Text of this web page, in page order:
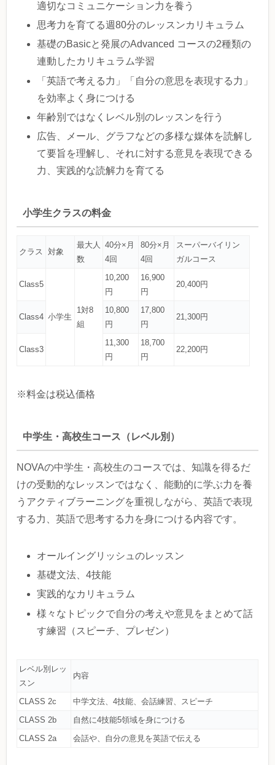
適切なコミュニケーション力を養う
思考力を育てる週80分のレッスンカリキュラム
基礎のBasicと発展のAdvanced コースの2種類の
連動したカリキュラム学習
「英語で考える力」「自分の意思を表現する力」
を効率よく身につける
年齢別ではなくレベル別のレッスンを行う
広告、メール、グラフなどの多様な媒体を読解し
て要旨を理解し、それに対する意見を表現できる
力、実践的な読解力を育てる
小学生クラスの料金
クラス 対象
最大人
数
40分×月
4回
80分×月
4回
スーパーバイリン
ガルコース
Class5
小学生
1対8
組
10,200
円
16,900
円
20,400円
Class4
10,800
円
17,800
円
21,300円
Class3
11,300
円
18,700
円
22,200円
※料金は税込価格
中学生・高校生コース（レベル別）
NOVAの中学生・高校生のコースでは、知識を得るだ
けの受動的なレッスンではなく、能動的に学ぶ力を養
うアクティブラーニングを重視しながら、英語で表現
する力、英語で思考する力を身につける内容です。
オールイングリッシュのレッスン
基礎文法、4技能
実践的なカリキュラム
様々なトピックで自分の考えや意見をまとめて話
す練習（スピーチ、プレゼン）
レベル別レッ
スン
内容
CLASS 2c
中学文法、4技能、会話練習、スピーチ
CLASS 2b
自然に4技能5領域を身につける
CLASS 2a
会話や、自分の意見を英語で伝える